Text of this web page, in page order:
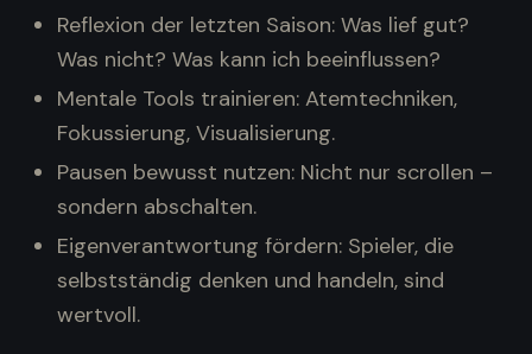
Reflexion der letzten Saison: Was lief gut?
Was nicht? Was kann ich beeinflussen?
Mentale Tools trainieren: Atemtechniken,
Fokussierung, Visualisierung.
Pausen bewusst nutzen: Nicht nur scrollen –
sondern abschalten.
Eigenverantwortung fördern: Spieler, die
selbstständig denken und handeln, sind
wertvoll.